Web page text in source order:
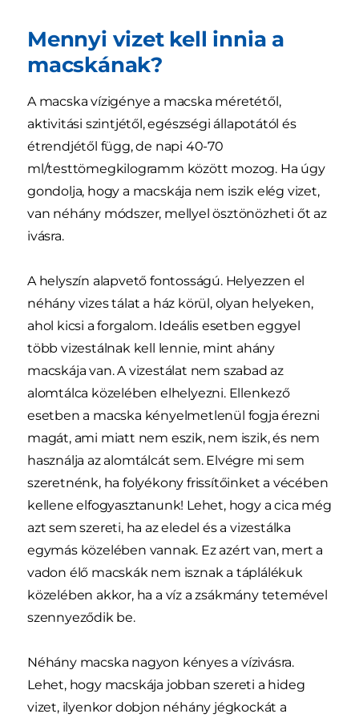
Mennyi vizet kell innia a
macskának?
A macska vízigénye a macska méretétől,
aktivitási szintjétől, egészségi állapotától és
étrendjétől függ, de napi 40-70
ml/testtömegkilogramm között mozog. Ha úgy
gondolja, hogy a macskája nem iszik elég vizet,
van néhány módszer, mellyel ösztönözheti őt az
ivásra.
A helyszín alapvető fontosságú. Helyezzen el
néhány vizes tálat a ház körül, olyan helyeken,
ahol kicsi a forgalom. Ideális esetben eggyel
több vizestálnak kell lennie, mint ahány
macskája van. A vizestálat nem szabad az
alomtálca közelében elhelyezni. Ellenkező
esetben a macska kényelmetlenül fogja érezni
magát, ami miatt nem eszik, nem iszik, és nem
használja az alomtálcát sem. Elvégre mi sem
szeretnénk, ha folyékony frissítőinket a vécében
kellene elfogyasztanunk! Lehet, hogy a cica még
azt sem szereti, ha az eledel és a vizestálka
egymás közelében vannak. Ez azért van, mert a
vadon élő macskák nem isznak a táplálékuk
közelében akkor, ha a víz a zsákmány tetemével
szennyeződik be.
Néhány macska nagyon kényes a vízivásra.
Lehet, hogy macskája jobban szereti a hideg
vizet, ilyenkor dobjon néhány jégkockát a